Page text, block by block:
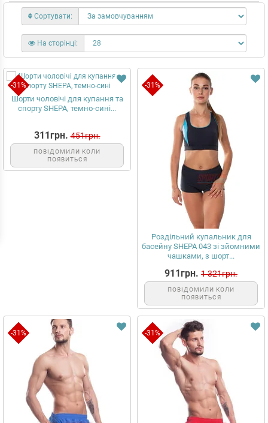
Сортувати:
На сторінці:
-31%
Шорти чоловічі для купання та
спорту SHEPA, темно-сині...
311грн. 451грн.
ПОВІДОМИЛИ КОЛИ
ПОЯВИТЬСЯ
-31%
Роздільний купальник для
басейну SHEPA 043 зі зйомними
чашками, з шорт...
911грн. 1 321грн.
ПОВІДОМИЛИ КОЛИ
ПОЯВИТЬСЯ
-31% -31%